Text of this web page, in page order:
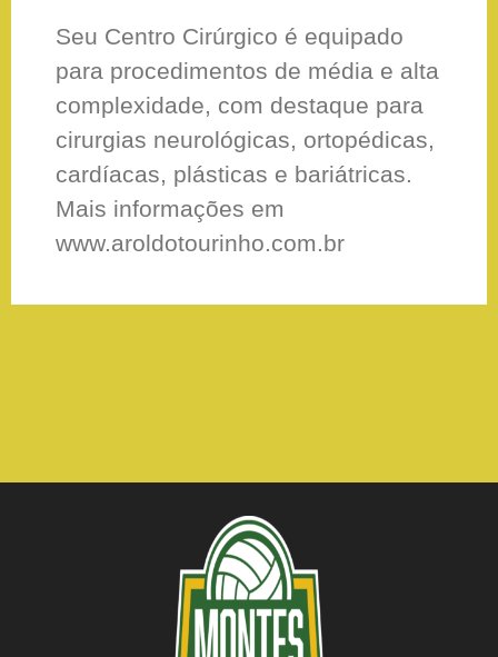
Seu Centro Cirúrgico é equipado
para procedimentos de média e alta
complexidade, com destaque para
cirurgias neurológicas, ortopédicas,
cardíacas, plásticas e bariátricas.
Mais informações em
www.aroldotourinho.com.br